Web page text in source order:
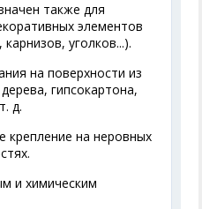
также для
элементов
уголков...).
на поверхности из
гипсокартона,
д.
крепление на неровных
и химическим